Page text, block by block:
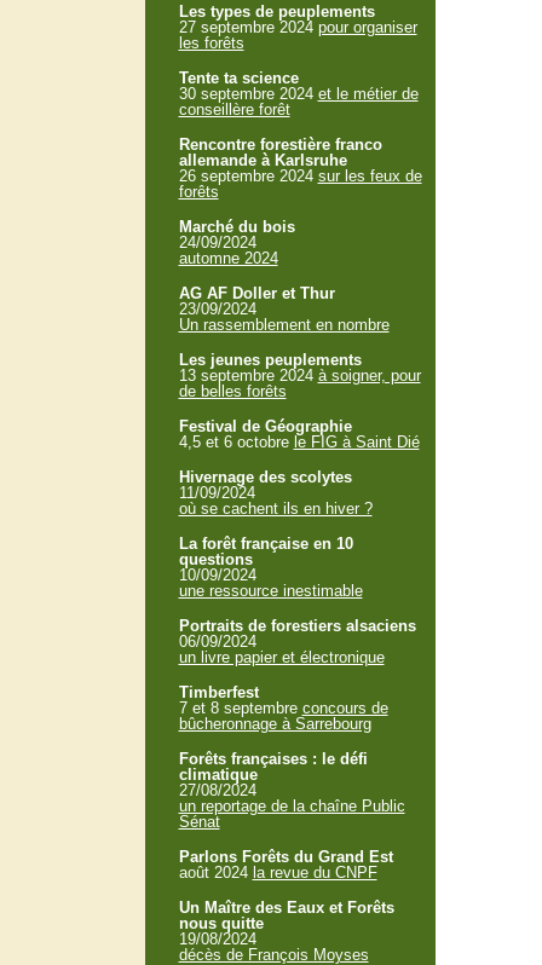
Les types de peuplements
27 septembre 2024 pour organiser
les forêts
Tente ta science
30 septembre 2024 et le métier de
conseillère forêt
Rencontre forestière franco
allemande à Karlsruhe
26 septembre 2024 sur les feux de
forêts
Marché du bois
24/09/2024
automne 2024
AG AF Doller et Thur
23/09/2024
Un rassemblement en nombre
Les jeunes peuplements
13 septembre 2024 à soigner, pour
de belles forêts
Festival de Géographie
4,5 et 6 octobre le FIG à Saint Dié
Hivernage des scolytes
11/09/2024
où se cachent ils en hiver ?
La forêt française en 10
questions
10/09/2024
une ressource inestimable
Portraits de forestiers alsaciens
06/09/2024
un livre papier et électronique
Timberfest
7 et 8 septembre concours de
bûcheronnage à Sarrebourg
Forêts françaises : le défi
climatique
27/08/2024
un reportage de la chaîne Public
Sénat
Parlons Forêts du Grand Est
août 2024 la revue du CNPF
Un Maître des Eaux et Forêts
nous quitte
19/08/2024
décès de François Moyses